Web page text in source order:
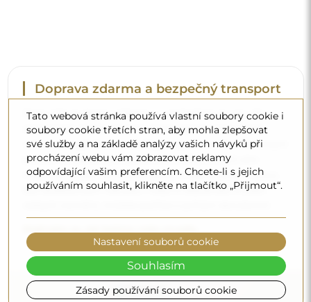
Doprava zdarma a bezpečný transport
Nemusíte se starat o přepravu – postaráme se o to, aby
objednané zrcadlo dorazilo zcela bezpečně do vašich
rukou, a to úplně zdarma. Disponujeme vlastním vozovým
parkem a vyškoleným personálem, díky čemuž vám
můžeme zaručit, že zrcadlo dorazí v neporušeném stavu,
bez dodatečných nákladů. I když si objednáte zrcadlo
Tato webová stránka používá vlastní soubory cookie i
soubory cookie třetích stran, aby mohla zlepšovat
své služby a na základě analýzy vašich návyků při
procházení webu vám zobrazovat reklamy
odpovídající vašim preferencím. Chcete-li s jejich
používáním souhlasit, klikněte na tlačítko „Přijmout“.
Zásady používání souborů cookie
Nastavení souborů cookie
Souhlasím